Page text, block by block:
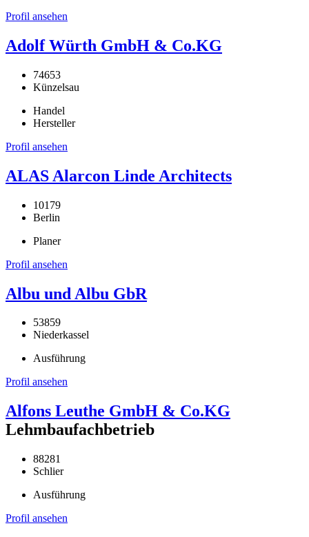
Profil ansehen
Adolf Würth GmbH & Co.KG
74653
Künzelsau
Handel
Hersteller
Profil ansehen
ALAS Alarcon Linde Architects
10179
Berlin
Planer
Profil ansehen
Albu und Albu GbR
53859
Niederkassel
Ausführung
Profil ansehen
Alfons Leuthe GmbH & Co.KG
Lehmbaufachbetrieb
88281
Schlier
Ausführung
Profil ansehen